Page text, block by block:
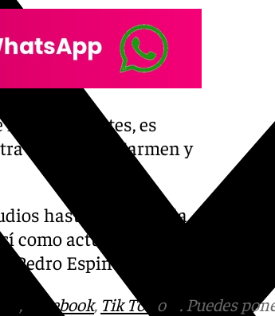
los Estudiantes, es
Señora del Carmen y
hasta cuarto de la
como actualmente está
Espinosa.
, Facebook, Tik Tok o
. Puedes